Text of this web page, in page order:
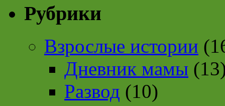
Рубрики
Взрослые истории
Дневник мамы
Развод (10)